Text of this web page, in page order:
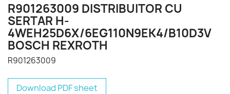
R901263009 DISTRIBUITOR CU
SERTAR H-
4WEH25D6X/6EG110N9EK4/B10D3V
BOSCH REXROTH
R901263009
Download PDF sheet